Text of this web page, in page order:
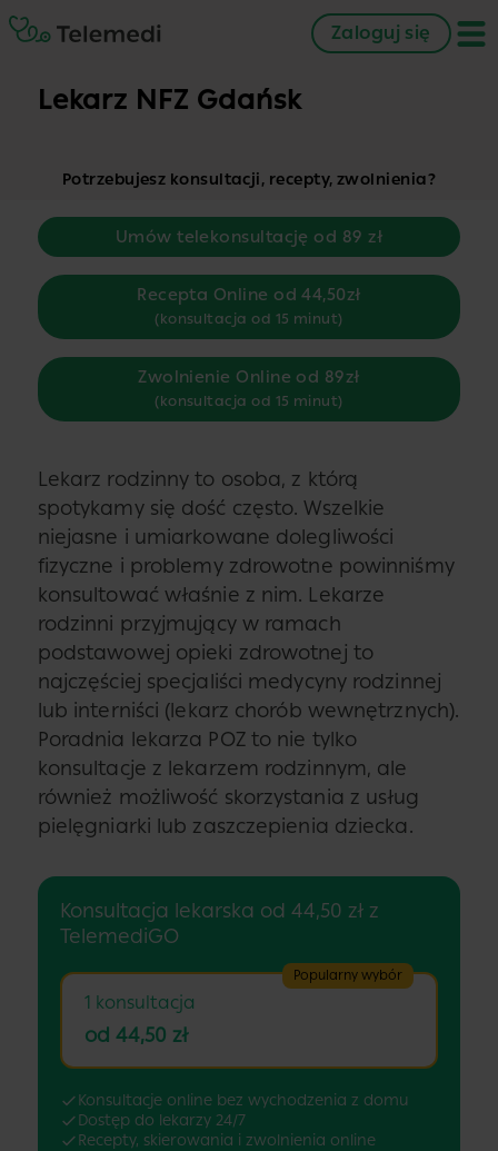
Zaloguj się
Lekarz NFZ Gdańsk
Potrzebujesz konsultacji, recepty, zwolnienia?
Umów telekonsultację od 89 zł
Recepta Online od 44,50zł
(konsultacja od 15 minut)
Zwolnienie Online od 89zł
(konsultacja od 15 minut)
Lekarz rodzinny to osoba, z którą
spotykamy się dość często. Wszelkie
niejasne i umiarkowane dolegliwości
fizyczne i problemy zdrowotne powinniśmy
konsultować właśnie z nim. Lekarze
rodzinni przyjmujący w ramach
podstawowej opieki zdrowotnej to
najczęściej specjaliści medycyny rodzinnej
lub interniści (lekarz chorób wewnętrznych).
Poradnia lekarza POZ to nie tylko
konsultacje z lekarzem rodzinnym, ale
również możliwość skorzystania z usług
pielęgniarki lub zaszczepienia dziecka.
Konsultacja lekarska od 44,50 zł z
TelemediGO
Popularny wybór
1 konsultacja
od 44,50 zł
Konsultacje online bez wychodzenia z domu
Dostęp do lekarzy 24/7
Recepty, skierowania i zwolnienia online